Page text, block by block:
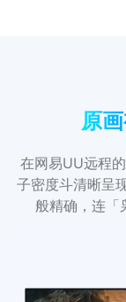
原
在网易UU远程
子密度斗清晰呈
般精确，连「